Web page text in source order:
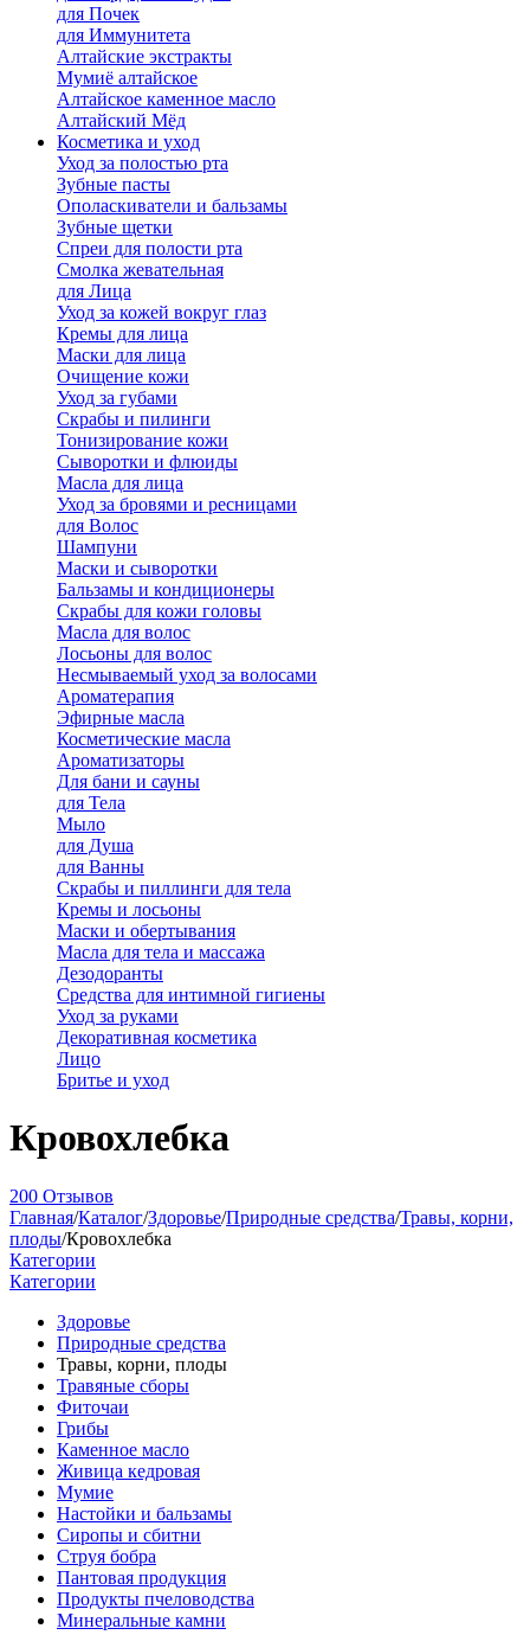
для Почек
для Иммунитета
Алтайские экстракты
Мумиё алтайское
Алтайское каменное масло
Алтайский Мёд
Косметика и уход
Уход за полостью рта
Зубные пасты
Ополаскиватели и бальзамы
Зубные щетки
Спреи для полости рта
Смолка жевательная
для Лица
Уход за кожей вокруг глаз
Кремы для лица
Маски для лица
Очищение кожи
Уход за губами
Скрабы и пилинги
Тонизирование кожи
Сыворотки и флюиды
Масла для лица
Уход за бровями и ресницами
для Волос
Шампуни
Маски и сыворотки
Бальзамы и кондиционеры
Скрабы для кожи головы
Масла для волос
Лосьоны для волос
Несмываемый уход за волосами
Ароматерапия
Эфирные масла
Косметические масла
Ароматизаторы
Для бани и сауны
для Тела
Мыло
для Душа
для Ванны
Скрабы и пиллинги для тела
Кремы и лосьоны
Маски и обертывания
Масла для тела и массажа
Дезодоранты
Средства для интимной гигиены
Уход за руками
Декоративная косметика
Лицо
Бритье и уход
Кровохлебка
200 Отзывов
Главная/Каталог/Здоровье/Природные средства/Травы, корни,
плоды/Кровохлебка
Категории
Категории
Здоровье
Природные средства
Травы, корни, плоды
Травяные сборы
Фиточаи
Грибы
Каменное масло
Живица кедровая
Мумие
Настойки и бальзамы
Сиропы и сбитни
Струя бобра
Пантовая продукция
Продукты пчеловодства
Минеральные камни